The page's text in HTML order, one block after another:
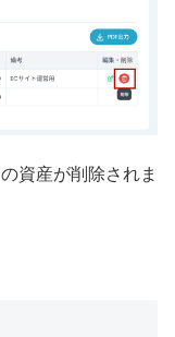
資産が削除されま